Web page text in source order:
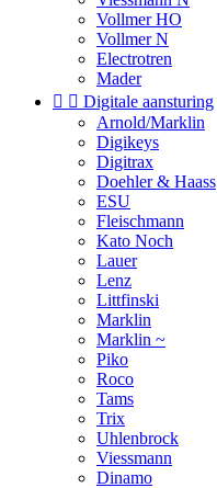
Vollmer HO
Vollmer N
Electrotren
Mader
  Digitale aansturing
Arnold/Marklin
Digikeys
Digitrax
Doehler & Haass
ESU
Fleischmann
Kato Noch
Lauer
Lenz
Littfinski
Marklin
Marklin ~
Piko
Roco
Tams
Trix
Uhlenbrock
Viessmann
Dinamo